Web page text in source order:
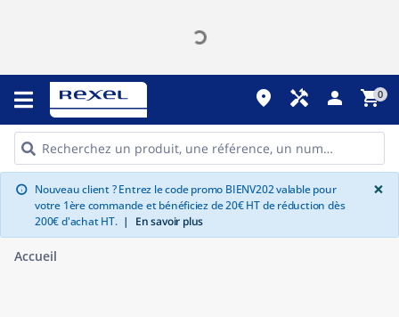
place handyman person shopping_cart0
info Nouveau client ? Entrez le code promo BIENV202 valable pour
votre 1ère commande et bénéficiez de 20€ HT de réduction dès
200€ d'achat HT. | En savoir plus
×
Accueil